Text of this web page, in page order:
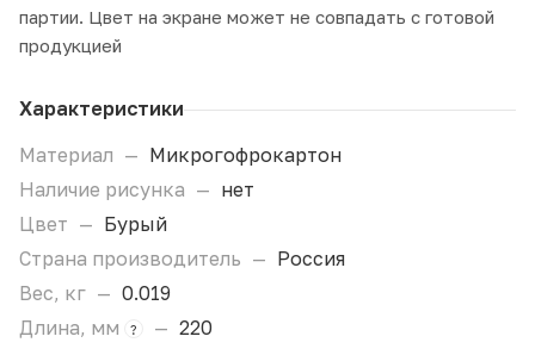
партии. Цвет на экране может не совпадать с готовой
продукцией
Характеристики
Материал — Микрогофрокартон
Наличие рисунка — нет
Цвет — Бурый
Страна производитель — Россия
Вес, кг — 0.019
Длина, мм
? — 220